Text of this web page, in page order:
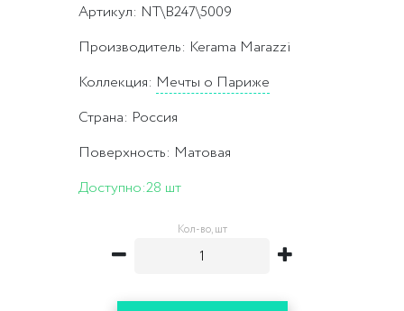
Артикул: NT\B247\5009
Производитель: Kerama Marazzi
Коллекция: Мечты о Париже
Страна: Россия
Поверхность: Матовая
Доступно:28 шт
Кол-во, шт